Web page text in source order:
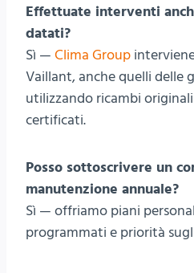
Effettuate interventi
datati?
Sì — Clima Group
Vaillant, anche quelli delle
utilizzando ricambi
certificati.
Posso sottoscrivere un
manutenzione annuale?
Sì — offriamo piani
programmati e priorità